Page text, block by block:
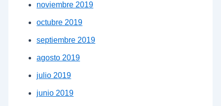
noviembre 2019
octubre 2019
septiembre 2019
agosto 2019
julio 2019
junio 2019